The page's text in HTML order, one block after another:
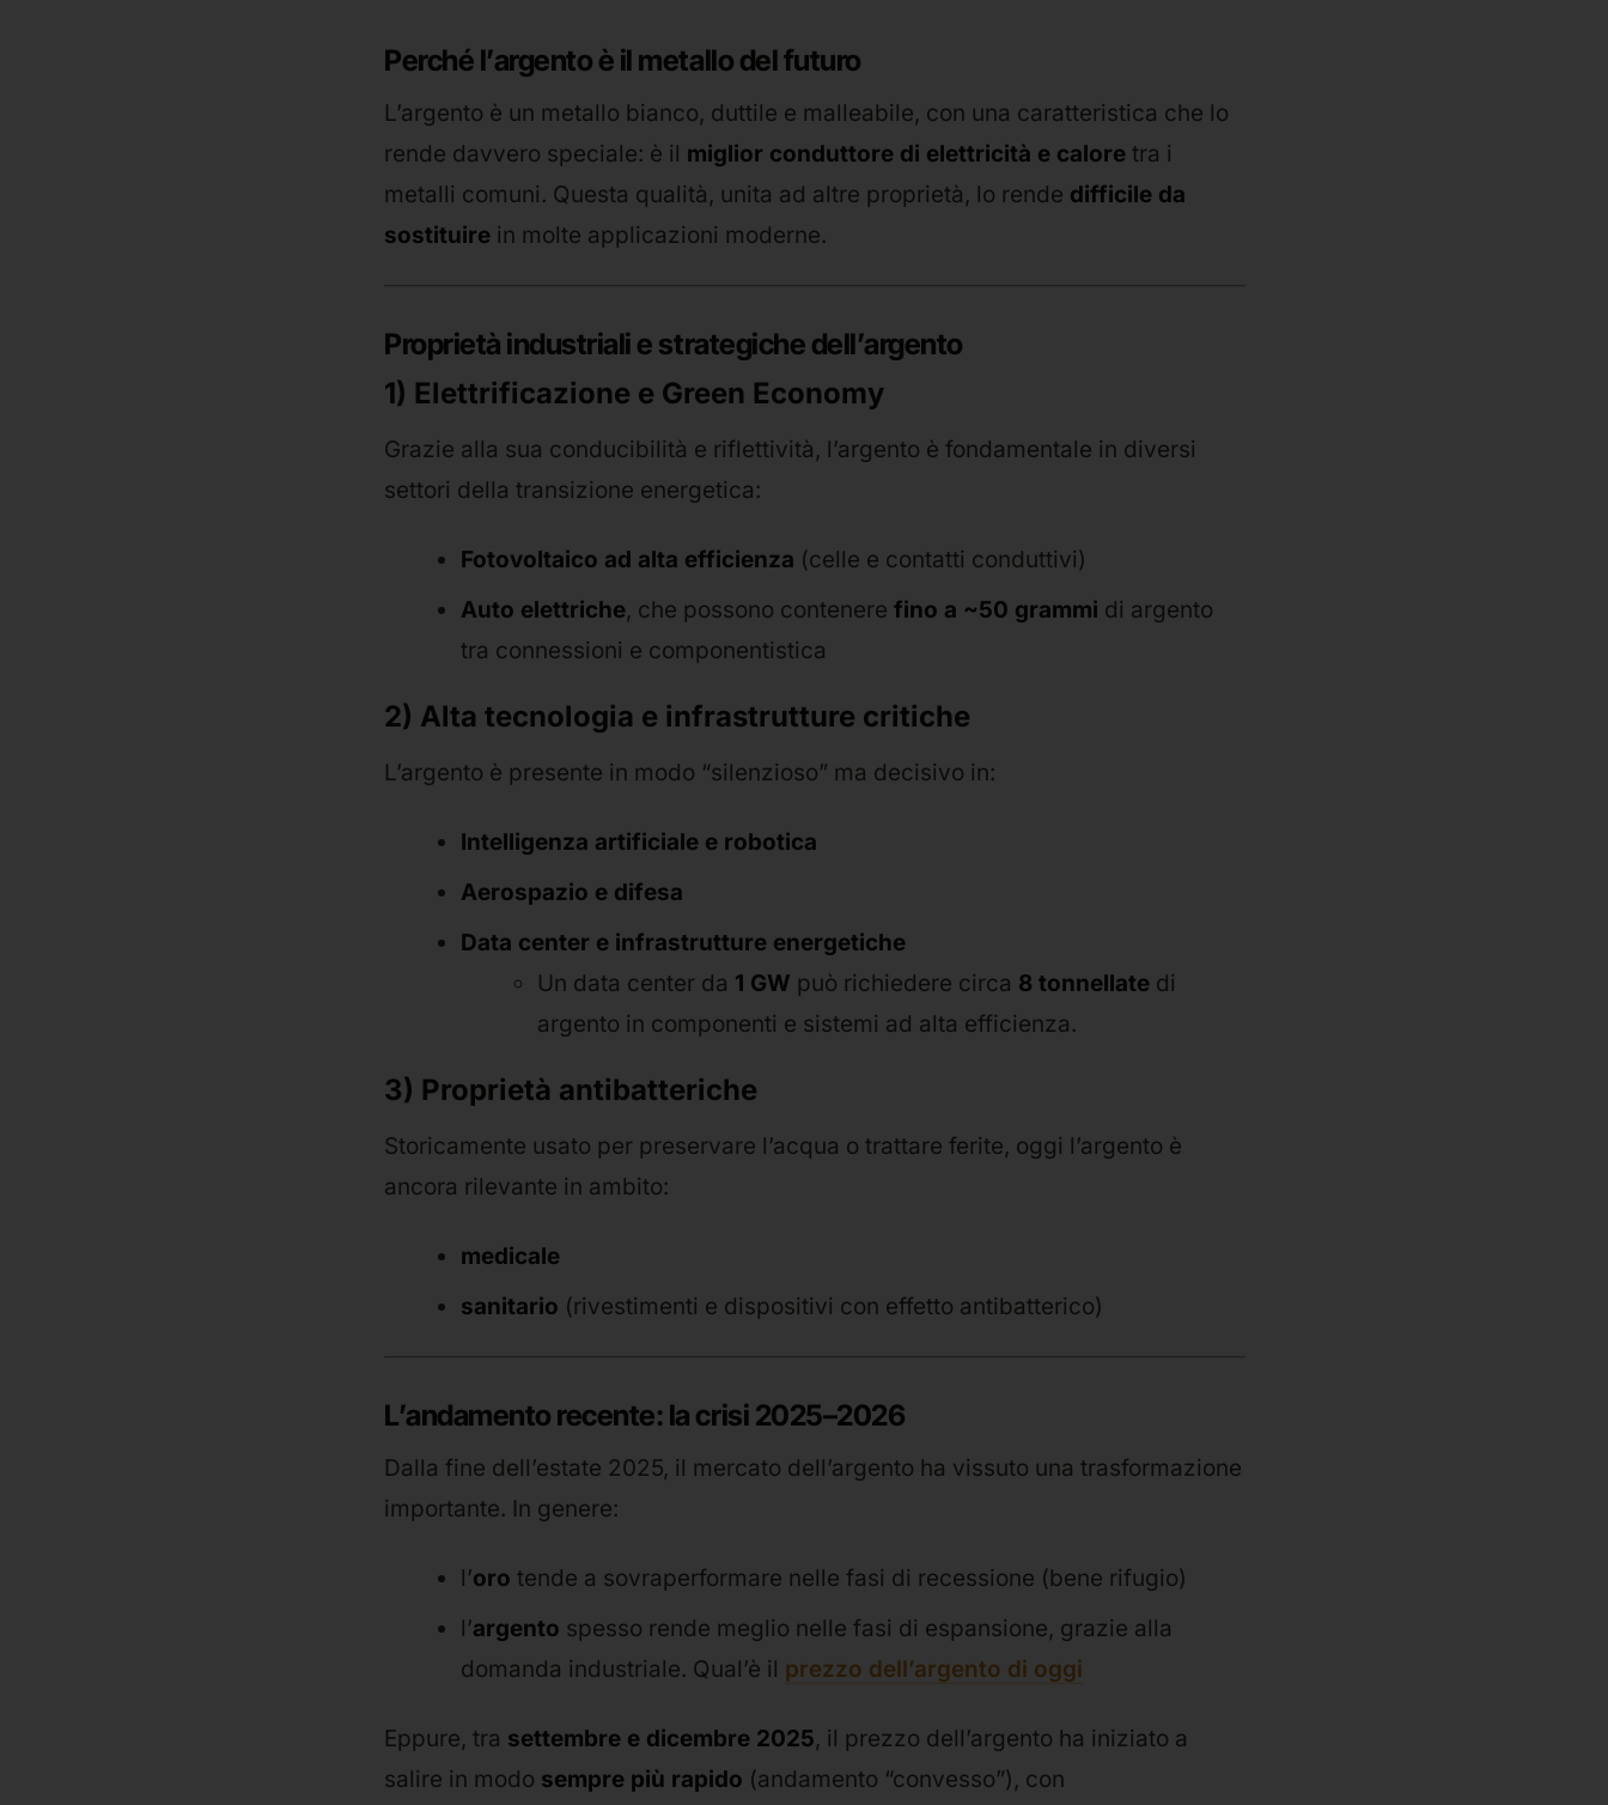
Perché l’argento è il metallo del futuro
L’argento è un metallo bianco, duttile e malleabile, con una caratteristica che lo
rende davvero speciale: è il miglior conduttore di elettricità e calore tra i
metalli comuni. Questa qualità, unita ad altre proprietà, lo rende difficile da
sostituire in molte applicazioni moderne.
Proprietà industriali e strategiche dell’argento
1) Elettrificazione e Green Economy
Grazie alla sua conducibilità e riflettività, l’argento è fondamentale in diversi
settori della transizione energetica:
Fotovoltaico ad alta efficienza (celle e contatti conduttivi)
Auto elettriche, che possono contenere fino a ~50 grammi di argento
tra connessioni e componentistica
2) Alta tecnologia e infrastrutture critiche
L’argento è presente in modo “silenzioso” ma decisivo in:
Intelligenza artificiale e robotica
Aerospazio e difesa
Data center e infrastrutture energetiche
Un data center da 1 GW può richiedere circa 8 tonnellate di
argento in componenti e sistemi ad alta efficienza.
3) Proprietà antibatteriche
Storicamente usato per preservare l’acqua o trattare ferite, oggi l’argento è
ancora rilevante in ambito:
medicale
sanitario (rivestimenti e dispositivi con effetto antibatterico)
L’andamento recente: la crisi 2025–2026
Dalla fine dell’estate 2025, il mercato dell’argento ha vissuto una trasformazione
importante. In genere:
l’oro tende a sovraperformare nelle fasi di recessione (bene rifugio)
l’argento spesso rende meglio nelle fasi di espansione, grazie alla
domanda industriale. Qual’è il prezzo dell’argento di oggi
Eppure, tra settembre e dicembre 2025, il prezzo dell’argento ha iniziato a
salire in modo sempre più rapido (andamento “convesso”), con